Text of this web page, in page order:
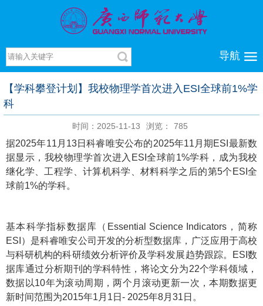
导航
【学科攀登计划】我校物理学首次进入ESI全球前1%学
科
时间：2025-11-13 浏览： 785
据2025年11月13日科睿唯安公布的2025年11月期ESI最新数
据显示，我校物理学首次进入ESI全球前1%学科，成为我校
继化学、工程学、计算机科学、材料科学之后的第5个ESI全
球前1%的学科。
基本科学指标数据库（Essential Science Indicators，简称
ESI）是科睿唯安公司开发的分析型数据库，广泛应用于高校
与科研机构的科研绩效分析评价及学科发展趋势跟踪。ESI数
据库通过分析期刊的学科特性，将论文分为22个学科领域，
数据以10年为滚动周期，两个月滚动更新一次，本期数据更
新时间范围为2015年1月1日- 2025年8月31日。